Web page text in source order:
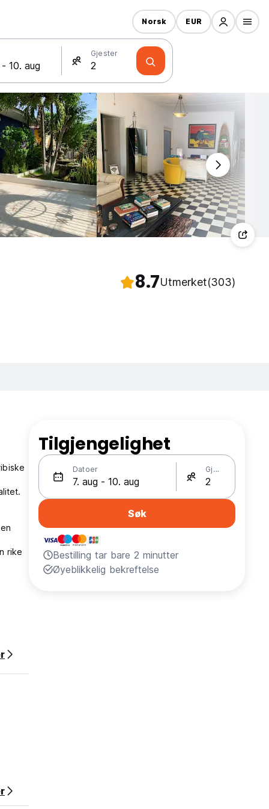
Gjester
Norsk EUR
8.7Utmerket(303)
rike
Tilgjengelighet
Datoer Gjester
Søk
Bestilling tar bare 2 minutter
Øyeblikkelig bekreftelse